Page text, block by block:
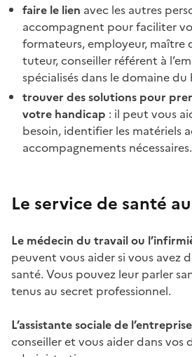
faire le lien avec les autres
accompagnent pour faciliter
formateurs, employeur, maître
tuteur, conseiller référent à
spécialisés dans le domaine
trouver des solutions pour
votre handicap : il peut vous
besoin, identifier les matériels
accompagnements
Le service de santé
Le médecin du travail ou
peuvent vous aider si vous avez
santé. Vous pouvez leur parler
tenus au secret professionnel.
L’assistante sociale de l’entreprise
conseiller et vous aider dans vos